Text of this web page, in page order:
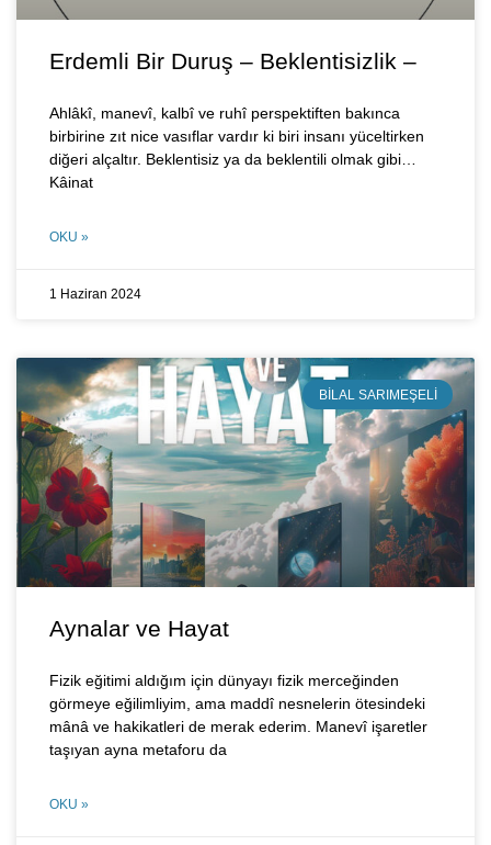
Erdemli Bir Duruş – Beklentisizlik –
Ahlâkî, manevî, kalbî ve ruhî perspektiften bakınca
birbirine zıt nice vasıflar vardır ki biri insanı yüceltirken
diğeri alçaltır. Beklentisiz ya da beklentili olmak gibi…
Kâinat
OKU »
1 Haziran 2024
BILAL SARIMEŞELI
Aynalar ve Hayat
Fizik eğitimi aldığım için dünyayı fizik merceğinden
görmeye eğilimliyim, ama maddî nesnelerin ötesindeki
mânâ ve hakikatleri de merak ederim. Manevî işaretler
taşıyan ayna metaforu da
OKU »